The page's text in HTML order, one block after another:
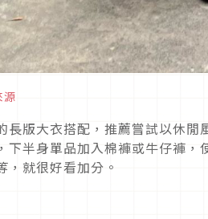
源
長版大衣搭配，推薦嘗試以休
下半身單品加入棉褲或牛仔褲
，就很好看加分。